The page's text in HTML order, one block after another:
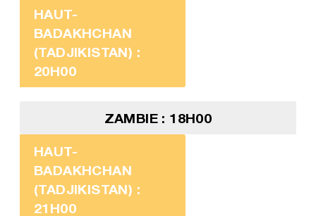
HAUT-
BADAKHCHAN
(TADJIKISTAN) :
20H00
ZAMBIE : 18H00
HAUT-
BADAKHCHAN
(TADJIKISTAN) :
21H00